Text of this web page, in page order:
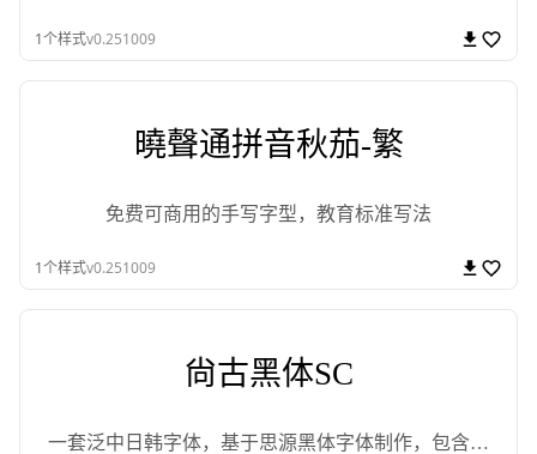
1个样式v0.251009
曉聲通拼音秋茄-繁
免费可商用的手写字型，教育标准写法
1个样式v0.251009
尙古黑体SC
一套泛中日韩字体，基于思源黑体字体制作，包含黑